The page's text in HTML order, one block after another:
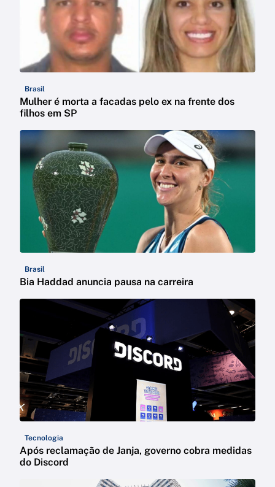
Brasil
Mulher é morta a facadas pelo ex na frente dos
filhos em SP
Brasil
Bia Haddad anuncia pausa na carreira
Tecnologia
Após reclamação de Janja, governo cobra medidas
do Discord